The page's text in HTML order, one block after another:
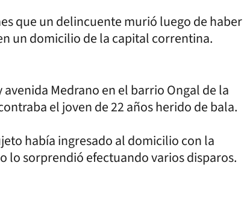
que un delincuente murió luego de haber
un domicilio de la capital correntina.
Medrano en el barrio Ongal de la
el joven de 22 años herido de bala.
había ingresado al domicilio con la
lo sorprendió efectuando varios disparos.